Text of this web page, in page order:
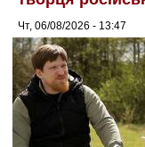
Чт, 06/08/2026 - 13:47